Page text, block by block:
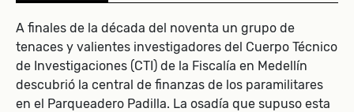
A finales de la década del noventa un grupo de
tenaces y valientes investigadores del Cuerpo Técnico
de Investigaciones (CTI) de la Fiscalía en Medellín
descubrió la central de finanzas de los paramilitares
en el Parqueadero Padilla. La osadía que supuso esta